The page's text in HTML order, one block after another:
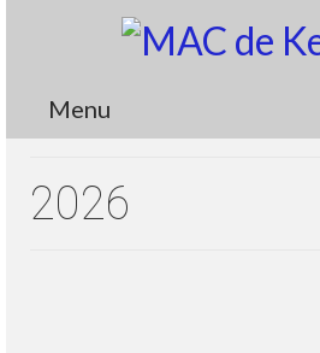
Menu
Nieuws
2026